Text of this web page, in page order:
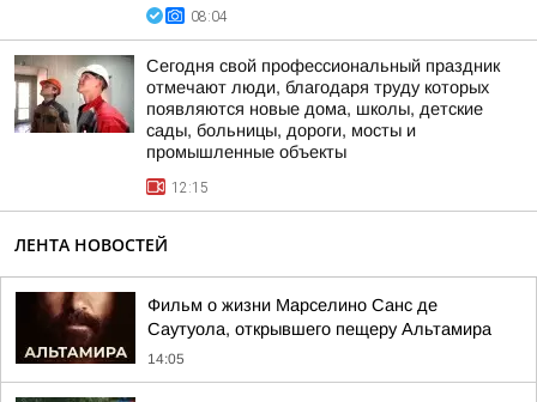
08:04
Сегодня свой профессиональный праздник
отмечают люди, благодаря труду которых
появляются новые дома, школы, детские
сады, больницы, дороги, мосты и
промышленные объекты
12:15
ЛЕНТА НОВОСТЕЙ
Фильм о жизни Марселино Санс де
Саутуола, открывшего пещеру Альтамира
14:05